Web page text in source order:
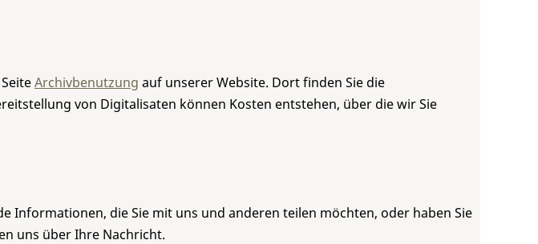
Archivbenutzung auf unserer Website. Dort finden Sie die
von Digitalisaten können Kosten entstehen, über die wir Sie
Informationen, die Sie mit uns und anderen teilen möchten, oder haben Sie
uns über Ihre Nachricht.